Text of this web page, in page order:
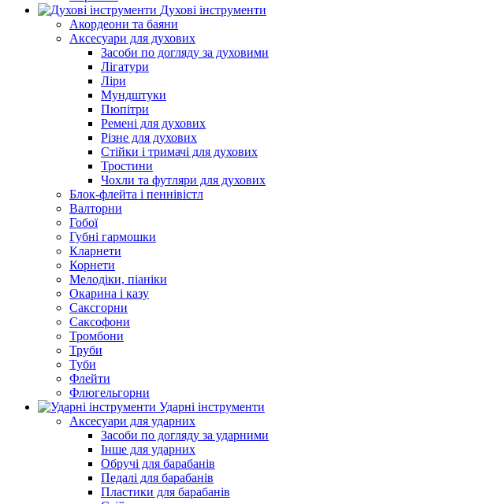
Духові інструменти
Акордеони та баяни
Аксесуари для духових
Засоби по догляду за духовими
Лігатури
Ліри
Мундштуки
Пюпітри
Ремені для духових
Різне для духових
Стійки і тримачі для духових
Тростини
Чохли та футляри для духових
Блок-флейта і пеннівістл
Валторни
Гобої
Губні гармошки
Кларнети
Корнети
Мелодіки, піаніки
Окарина і казу
Саксгорни
Саксофони
Тромбони
Труби
Туби
Флейти
Флюгельгорни
Ударні інструменти
Аксесуари для ударних
Засоби по догляду за ударними
Інше для ударних
Обручі для барабанів
Педалі для барабанів
Пластики для барабанів